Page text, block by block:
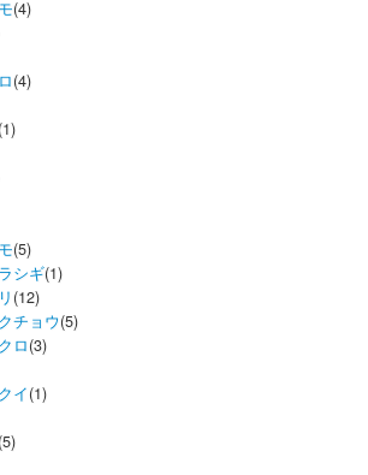
(4)
(4)
(5)
シギ(1)
(12)
チョウ(5)
ロ(3)
イ(1)
(5)